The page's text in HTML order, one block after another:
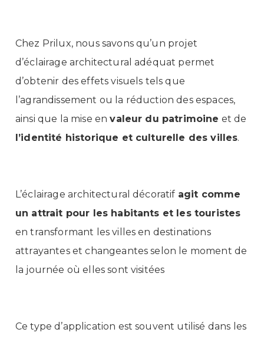
Chez Prilux, nous savons qu’un projet
d’éclairage architectural adéquat permet
d’obtenir des effets visuels tels que
l’agrandissement ou la réduction des espaces,
ainsi que la mise envaleur du patrimoine et de
l’identité historique et culturelle des villes.
L’éclairage architectural décoratif agit comme
un attrait pour les habitants et les touristes
en transformant les villes en destinations
attrayantes et changeantes selon le moment de
la journée où elles sont visitées
Ce type d’application est souvent utilisé dans les